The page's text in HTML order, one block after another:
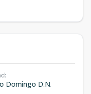
:
Domingo D.N.